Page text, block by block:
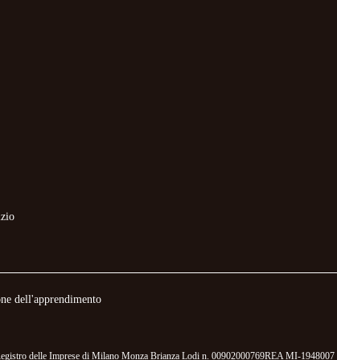
dell'apprendimento
delle Imprese di Milano Monza Brianza Lodi n. 00902000769REA MI-1948007